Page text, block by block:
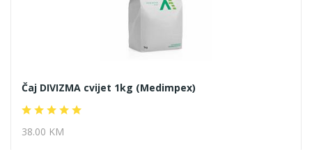
Čaj DIVIZMA cvijet 1kg (Medimpex)
38.00 KM